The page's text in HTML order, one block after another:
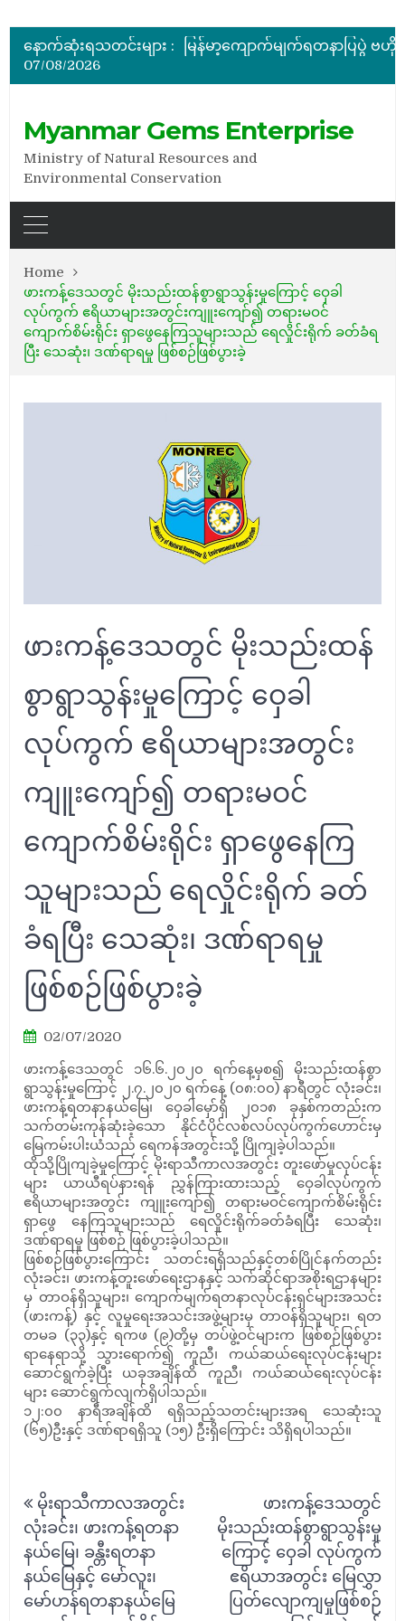
နောက်ဆုံးရသတင်းများ :
07/08/2026
Myanmar Gems Enterprise
Ministry of Natural Resources and
Environmental Conservation
Home
ဖားကန့်ဒေသတွင် မိုးသည်းထန်စွာရွာသွန်းမှုကြောင့် ဝှေခါ
လုပ်ကွက် ဧရိယာများအတွင်းကျူးကျော်၍ တရားမဝင်
ကျောက်စိမ်းရိုင်း ရှာဖွေနေကြသူများသည် ရေလှိုင်းရိုက် ခတ်ခံရ
ပြီး သေဆုံး၊ ဒဏ်ရာရမှု ဖြစ်စဉ်ဖြစ်ပွားခဲ့
ဖားကန့်ဒေသတွင် မိုးသည်းထန်
စွာရွာသွန်းမှုကြောင့် ဝှေခါ
လုပ်ကွက် ဧရိယာများအတွင်း
ကျူးကျော်၍ တရားမဝင်
ကျောက်စိမ်းရိုင်း ရှာဖွေနေကြ
သူများသည် ရေလှိုင်းရိုက် ခတ်
ခံရပြီး သေဆုံး၊ ဒဏ်ရာရမှု
ဖြစ်စဉ်ဖြစ်ပွားခဲ့
02/07/2020
ဖားကန့်ဒေသတွင် ၁၆.၆.၂၀၂၀ ရက်နေ့မှစ၍ မိုးသည်းထန်စွာ
ရွာသွန်းမှုကြောင့် ၂.၇.၂၀၂၀ ရက်နေ့ (၀၈:၀၀) နာရီတွင် လုံးခင်း၊
ဖားကန့်ရတနာနယ်မြေ၊ ဝှေခါမှော်ရှိ ၂၀၁၈ ခုနှစ်ကတည်းက
သက်တမ်းကုန်ဆုံးခဲ့သော နိုင်ငံပိုင်လစ်လပ်လုပ်ကွက်ဟောင်းမှ
မြေကမ်းပါးယံသည် ရေကန်အတွင်းသို့ ပြိုကျခဲ့ပါသည်။
ထိုသို့ပြိုကျခဲ့မှုကြောင့် မိုးရာသီကာလအတွင်း တူးဖော်မှုလုပ်ငန်း
များ ယာယီရပ်နားရန် ညွှန်ကြားထားသည့် ဝှေခါလုပ်ကွက်
ဧရိယာများအတွင်း ကျူးကျော်၍ တရားမဝင်ကျောက်စိမ်းရိုင်း
ရှာဖွေ နေကြသူများသည် ရေလှိုင်းရိုက်ခတ်ခံရပြီး သေဆုံး၊
ဒဏ်ရာရမှု ဖြစ်စဉ် ဖြစ်ပွားခဲ့ပါသည်။
ဖြစ်စဉ်ဖြစ်ပွားကြောင်း သတင်းရရှိသည်နှင့်တစ်ပြိုင်နက်တည်း
လုံးခင်း၊ ဖားကန့်တူးဖော်ရေးဌာနနှင့် သက်ဆိုင်ရာအစိုးရဌာနများ
မှ တာဝန်ရှိသူများ၊ ကျောက်မျက်ရတနာလုပ်ငန်းရှင်များအသင်း
(ဖားကန့်) နှင့် လူမှုရေးအသင်းအဖွဲ့များမှ တာဝန်ရှိသူများ၊ ရတ
တမခ (၃၃)နှင့် ရကဖ (၉)တို့မှ တပ်ဖွဲ့ဝင်များက ဖြစ်စဉ်ဖြစ်ပွား
ရာနေရာသို့ သွားရောက်၍ ကူညီ၊ ကယ်ဆယ်ရေးလုပ်ငန်းများ
ဆောင်ရွက်ခဲ့ပြီး ယခုအချိန်ထိ ကူညီ၊ ကယ်ဆယ်ရေးလုပ်ငန်း
များ ဆောင်ရွက်လျက်ရှိပါသည်။
၁၂:၀၀ နာရီအချိန်ထိ ရရှိသည့်သတင်းများအရ သေဆုံးသူ
(၆၅)ဦးနှင့် ဒဏ်ရာရရှိသူ (၁၅) ဦးရှိကြောင်း သိရှိရပါသည်။
Post
navigation
မိုးရာသီကာလအတွင်း
လုံးခင်း၊ ဖားကန့်ရတနာ
နယ်မြေ၊ ခန္တီးရတနာ
နယ်မြေနှင့် မော်လူး၊
မော်ဟန်ရတနာနယ်မြေ
ဖားကန့်ဒေသတွင်
မိုးသည်းထန်စွာရွာသွန်းမှု
ကြောင့် ဝှေခါ လုပ်ကွက်
ဧရိယာအတွင်း မြေလွှာ
ပြတ်လျောကျမှုဖြစ်စဉ်